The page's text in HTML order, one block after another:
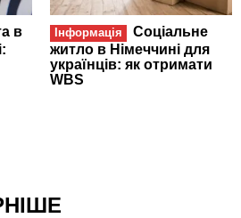
в
Інформація
Соціальне
житло в Німеччині для
українців: як отримати
WBS